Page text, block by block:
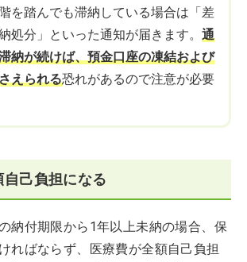
を踏んでも滞納している場合は「差
処分」といった通知が届きます。 通
納が続けば、預金口座の凍結および
えられる恐れがあるので注意が必要
己負担になる
納付期限から1年以上未納の場合、保
ればならず、医療費が全額自己負担